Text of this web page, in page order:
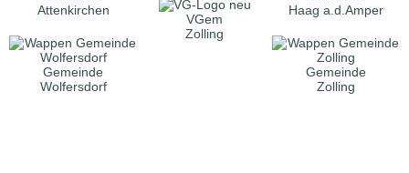
Attenkirchen
VGem
Zolling
Haag a.d.Amper
Gemeinde
Wolfersdorf
Gemeinde
Zolling